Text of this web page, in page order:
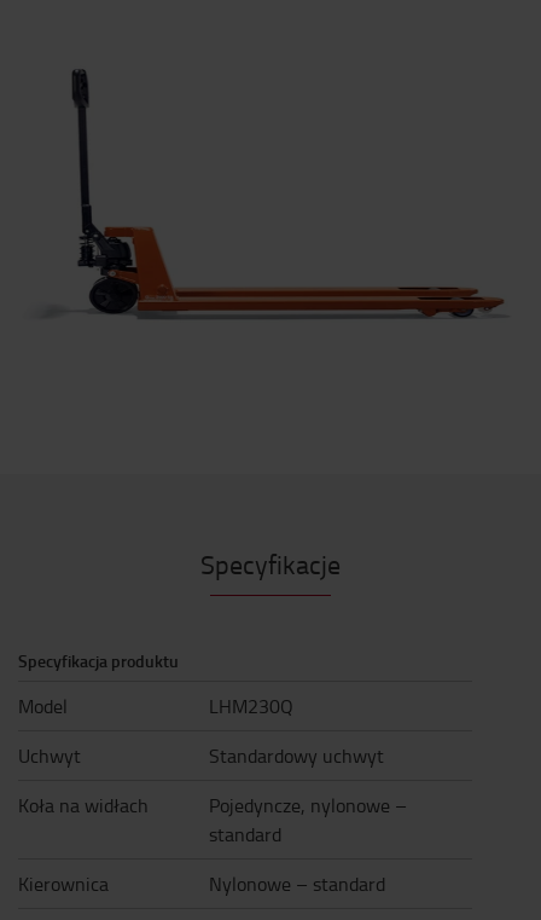
Specyfikacje
Specyfikacja produktu
Model
LHM230Q
Uchwyt
Standardowy uchwyt
Koła na widłach
Pojedyncze, nylonowe –
standard
Kierownica
Nylonowe – standard